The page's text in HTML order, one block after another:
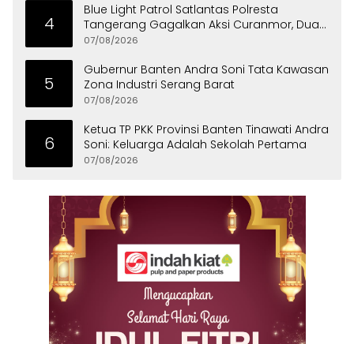
4
Blue Light Patrol Satlantas Polresta
Tangerang Gagalkan Aksi Curanmor, Dua
Pria Diamankan
07/08/2026
5
Gubernur Banten Andra Soni Tata Kawasan
Zona Industri Serang Barat
07/08/2026
6
Ketua TP PKK Provinsi Banten Tinawati Andra
Soni: Keluarga Adalah Sekolah Pertama
07/08/2026